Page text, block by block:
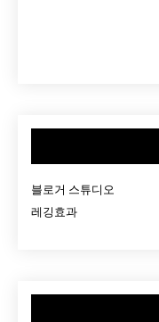
블로거 스튜디오
레깅효과